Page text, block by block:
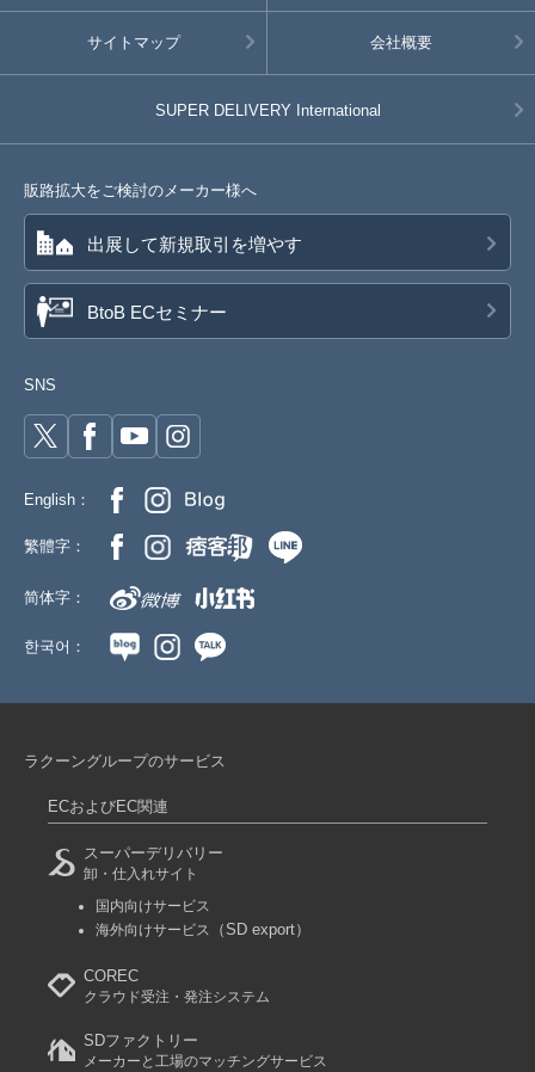
サイトマップ 会社概要
SUPER DELIVERY International
販路拡大をご検討のメーカー様へ
出展して新規取引を増やす
BtoB ECセミナー
SNS
English：
繁體字：
简体字：
한국어：
ラクーングループのサービス
ECおよびEC関連
スーパーデリバリー
卸・仕入れサイト
国内向けサービス
海外向けサービス
（SD export）
COREC
クラウド受注・発注システム
SDファクトリー
メーカーと工場のマッチングサービス